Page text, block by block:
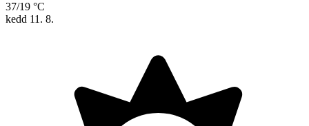
37/19 °C
kedd 11. 8.